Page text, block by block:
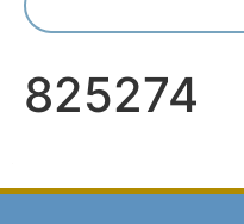
825274